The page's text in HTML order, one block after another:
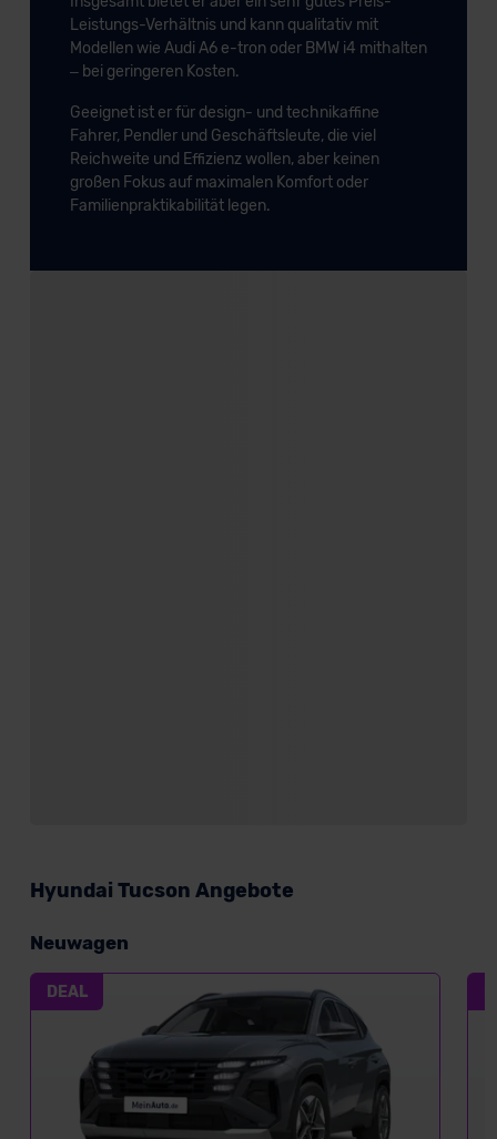
Leistungs-Verhältnis und kann qualitativ mit
Modellen wie Audi A6 e-tron oder BMW i4 mithalten
– bei geringeren Kosten.
Geeignet ist er für design- und technikaffine
Fahrer, Pendler und Geschäftsleute, die viel
Reichweite und Effizienz wollen, aber keinen
großen Fokus auf maximalen Komfort oder
Familienpraktikabilität legen.
Hyundai Tucson Angebote
Neuwagen
DEAL